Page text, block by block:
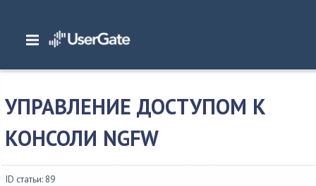
Главная/ Документация/NGFW
Настройка устройства
УПРАВЛЕНИЕ ДОСТУПОМ К
КОНСОЛИ NGFW
ID статьи: 89